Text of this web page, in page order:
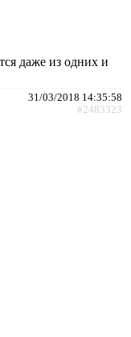
даже из одних и
31/03/2018 14:35:58
#2483323